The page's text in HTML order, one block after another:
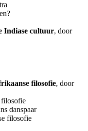
Indiase cultuur, door
filosofie, door
filosofie
danspaar
filosofie